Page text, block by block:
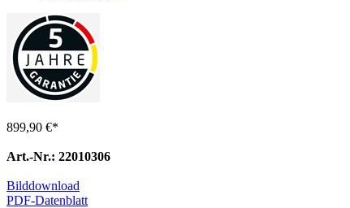
899,90 €*
Art.-Nr.: 22010306
Bilddownload
PDF-Datenblatt